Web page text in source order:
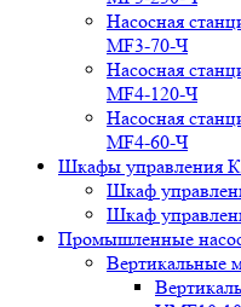
Насосная
MF3-70-Ч
Насосная
MF4-120-Ч
Насосная
MF4-60-Ч
Шкафы управления
Шкаф
Шкаф
Промышленные
Вертикальные